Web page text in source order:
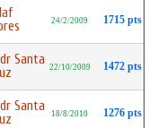
24/2/2009 1715 pts
Santa
22/10/2009 1472 pts
Santa
18/8/2010 1276 pts